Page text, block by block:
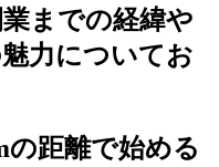
までの経緯や
力についてお
の距離で始める